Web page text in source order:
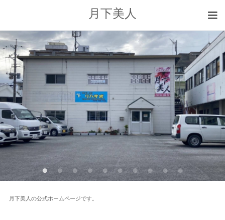
月下美人
月下美人の公式ホームページです。